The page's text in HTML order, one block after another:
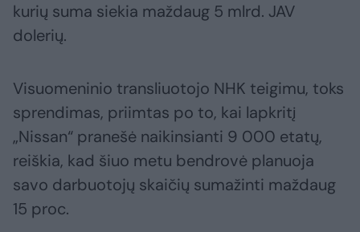
kurių suma siekia maždaug 5 mlrd. JAV
dolerių.
Visuomeninio transliuotojo NHK teigimu, toks
sprendimas, priimtas po to, kai lapkritį
„Nissan“ pranešė naikinsianti 9 000 etatų,
reiškia, kad šiuo metu bendrovė planuoja
savo darbuotojų skaičių sumažinti maždaug
15 proc.